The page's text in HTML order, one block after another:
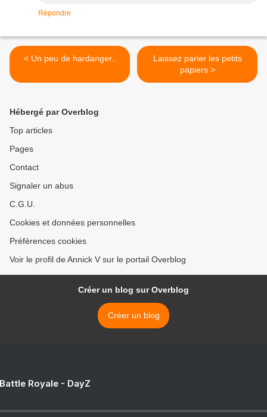
Répondre
< Un peu de hardanger..
Laissez parler les petits
papiers >
Hébergé par Overblog
Top articles
Pages
Contact
Signaler un abus
C.G.U.
Cookies et données personnelles
Préférences cookies
Voir le profil de Annick V sur le portail Overblog
Créer un blog sur Overblog
Créer un blog
Royale - DayZ